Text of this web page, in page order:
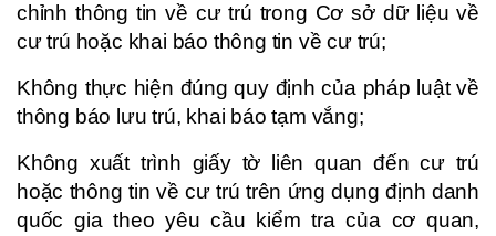
chỉnh thông tin về cư trú trong Cơ sở dữ liệu về
cư trú hoặc khai báo thông tin về cư trú;
Không thực hiện đúng quy định của pháp luật về
thông báo lưu trú, khai báo tạm vắng;
Không xuất trình giấy tờ liên quan đến cư trú
hoặc thông tin về cư trú trên ứng dụng định danh
quốc gia theo yêu cầu kiểm tra của cơ quan,